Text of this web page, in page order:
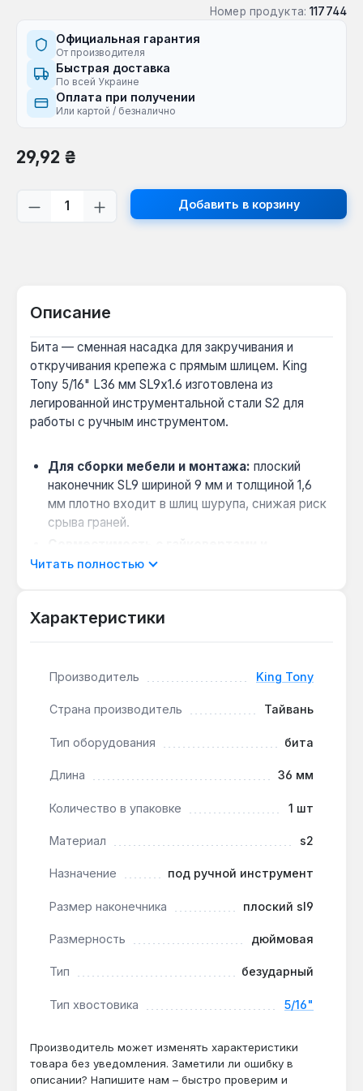
Номер продукта: 117744
Официальная гарантия
От производителя
Быстрая доставка
По всей Украине
Оплата при получении
Или картой / безналично
Обычная цена:
29,92 ₴
Количество продукта: введите
Добавить в корзину
Описание
Бита — сменная насадка для закручивания и
откручивания крепежа с прямым шлицем. King
Tony 5/16" L36 мм SL9x1.6 изготовлена из
легированной инструментальной стали S2 для
работы с ручным инструментом.
Для сборки мебели и монтажа: плоский
наконечник SL9 шириной 9 мм и толщиной 1,6
мм плотно входит в шлиц шурупа, снижая риск
срыва граней.
трещотками:хвостовик 5/16" (9,5 мм)
посадочным размером.
поверхности предотвращают ржавление при
Для точных работ без удара: безударный
тип биты исключает повреждение хрупкого
бытовой технике.
(кремний-хром-ванадий) обеспечивает
твёрдость и износостойкость при интенсивной
эксплуатации.
профессионального и бытового использования:
сборка корпусной мебели, монтаж гипсокартона,
позволяет работать в ограниченном
совместим с винтами и шурупами, имеющими
Подходит ли бита для работы с
Читать полностью
Характеристики
Производитель King Tony
Страна производитель Тайвань
Тип оборудования бита
Длина 36 мм
Количество в упаковке 1 шт
Материал s2
Назначение под ручной инструмент
Размер наконечника плоский sl9
Размерность дюймовая
Тип безударный
Тип хвостовика 5/16"
Производитель может изменять характеристики
товара без уведомления. Заметили ли ошибку в
описании? Напишите нам – быстро проверим и